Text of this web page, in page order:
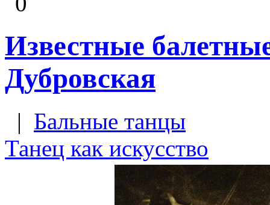
Известные
Дубровская
| Бальные танцы
Танец как искусство